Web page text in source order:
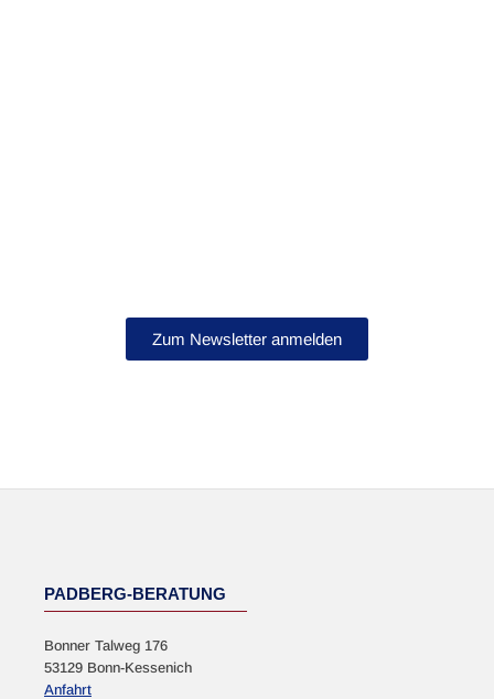
Zum Newsletter anmelden
NEWSLETTER
PADBERG-BERATUNG
Bonner Talweg 176
53129 Bonn-Kessenich
Anfahrt